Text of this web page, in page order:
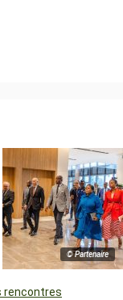
© Partenaire
rencontres